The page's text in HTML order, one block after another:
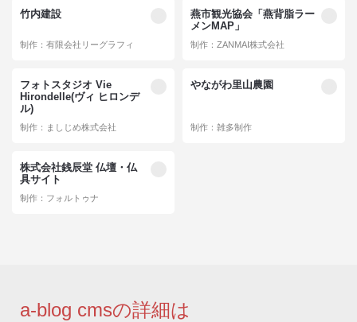
竹内建設
制作：有限会社リーグラフィ
燕市観光協会「燕背脂ラー
メンMAP」
制作：ZANMAI株式会社
フォトスタジオ Vie
Hirondelle(ヴィ ヒロンデ
ル)
制作：ましじめ株式会社
やながわ里山農園
制作：雑多制作
株式会社銭辰堂 仏壇・仏
具サイト
制作：フォルトゥナ
a-blog cmsの詳細は